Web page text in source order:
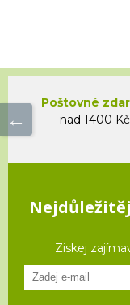
Poštovné
nad 1400 Kč
Ziskej